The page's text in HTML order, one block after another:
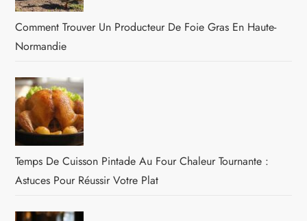
Comment Trouver Un Producteur De Foie Gras En Haute-
Normandie
Temps De Cuisson Pintade Au Four Chaleur Tournante :
Astuces Pour Réussir Votre Plat